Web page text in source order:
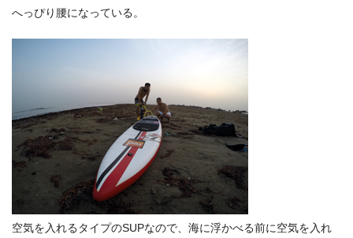
へっぴり腰になっている。
空気を入れるタイプのSUPなので、海に浮かべる前に空気を入れ